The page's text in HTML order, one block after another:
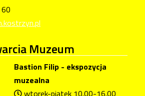
Muzeum
Bastion Filip - ekspozycja
muzealna
wtorek-piątek 10.00-16.00